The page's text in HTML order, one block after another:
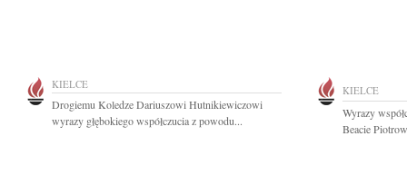
KIELCE
Drogiemu Koledze Dariuszowi Hutnikiewiczowi
wyrazy głębokiego współczucia z powodu...
KIELCE
Wyrazy
Beacie